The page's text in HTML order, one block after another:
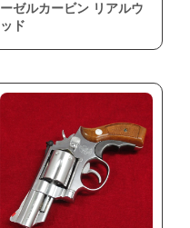
ーゼルカービン リアルウ
ッド